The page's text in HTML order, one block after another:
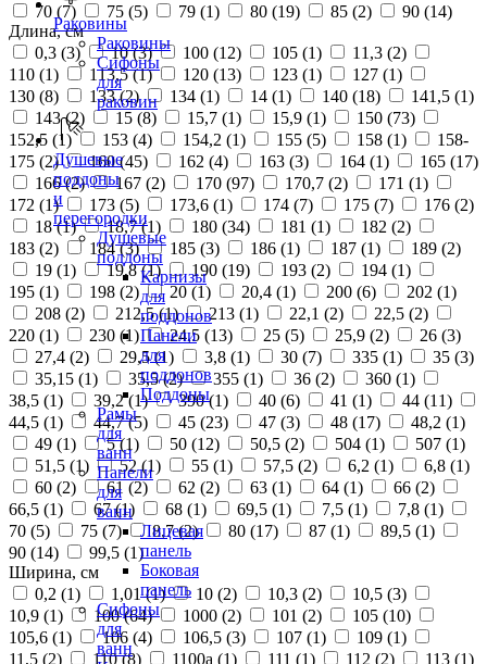
Раковины
Раковины
Сифоны
для
раковин
Душевые
поддоны
и
перегородки
Душевые
поддоны
Карнизы
для
поддонов
Панели
для
поддонов
Поддоны
Рамы
для
ванн
Панели
для
ванн
Лицевая
панель
Боковая
панель
Сифоны
для
ванн
70 (7) 75 (5) 79 (1) 80 (19) 85 (2) 90 (14)
Длина, см
0,3 (3) 10 (3) 100 (12) 105 (1) 11,3 (2)
110 (1) 113,5 (1) 120 (13) 123 (1) 127 (1)
130 (8) 133 (2) 134 (1) 14 (1) 140 (18) 141,5 (1)
143 (2) 15 (8) 15,7 (1) 15,9 (1) 150 (73)
152,5 (1) 153 (4) 154,2 (1) 155 (5) 158 (1)
158-
175 (2) 160 (45) 162 (4) 163 (3) 164 (1) 165 (17)
166 (2) 167 (2) 170 (97) 170,7 (2) 171 (1)
172 (1) 173 (5) 173,6 (1) 174 (7) 175 (7) 176 (2)
18 (1) 18,7 (1) 180 (34) 181 (1) 182 (2)
183 (2) 184 (3) 185 (3) 186 (1) 187 (1) 189 (2)
19 (1) 19,8 (1) 190 (19) 193 (2) 194 (1)
195 (1) 198 (2) 20 (1) 20,4 (1) 200 (6) 202 (1)
208 (2) 212,5 (1) 213 (1) 22,1 (2) 22,5 (2)
220 (1) 230 (1) 24,5 (13) 25 (5) 25,9 (2) 26 (3)
27,4 (2) 29,5 (1) 3,8 (1) 30 (7) 335 (1) 35 (3)
35,15 (1) 35,5 (2) 355 (1) 36 (2) 360 (1)
38,5 (1) 39,2 (1) 390 (1) 40 (6) 41 (1) 44 (11)
44,5 (1) 44,7 (5) 45 (23) 47 (3) 48 (17) 48,2 (1)
49 (1) 5 (1) 50 (12) 50,5 (2) 504 (1) 507 (1)
51,5 (1) 52 (1) 55 (1) 57,5 (2) 6,2 (1) 6,8 (1)
60 (2) 61 (2) 62 (2) 63 (1) 64 (1) 66 (2)
66,5 (1) 67 (1) 68 (1) 69,5 (1) 7,5 (1) 7,8 (1)
70 (5) 75 (7) 8,7 (2) 80 (17) 87 (1) 89,5 (1)
90 (14) 99,5 (1)
Ширина, см
0,2 (1) 1,01 (1) 10 (2) 10,3 (2) 10,5 (3)
10,9 (1) 100 (64) 1000 (2) 101 (2) 105 (10)
105,6 (1) 106 (4) 106,5 (3) 107 (1) 109 (1)
11,5 (2) 110 (8) 1100а (1) 111 (1) 112 (2) 113 (1)